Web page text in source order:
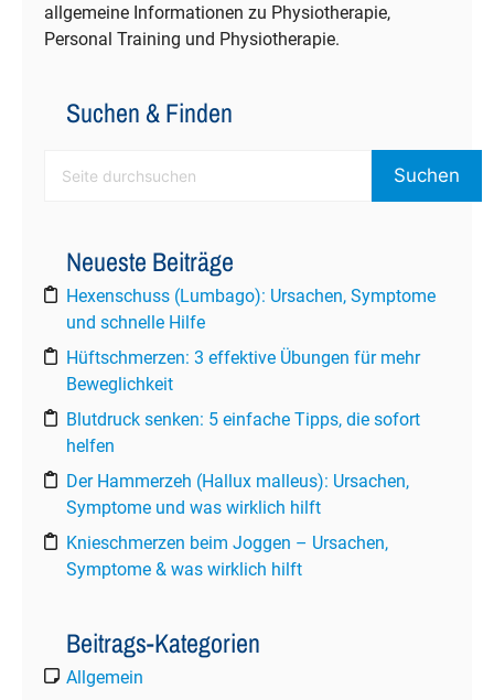
allgemeine Informationen zu Physiotherapie,
Personal Training und Physiotherapie.
Suchen & Finden
Suchen
Neueste Beiträge
Hexenschuss (Lumbago): Ursachen, Symptome
und schnelle Hilfe
Hüftschmerzen: 3 effektive Übungen für mehr
Beweglichkeit
Blutdruck senken: 5 einfache Tipps, die sofort
helfen
Der Hammerzeh (Hallux malleus): Ursachen,
Symptome und was wirklich hilft
Knieschmerzen beim Joggen – Ursachen,
Symptome & was wirklich hilft
Beitrags-Kategorien
Allgemein